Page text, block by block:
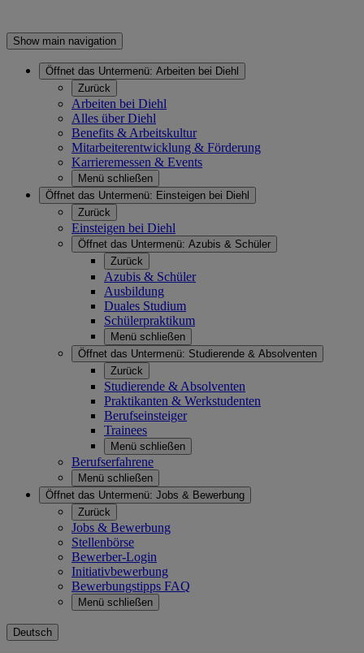
Show main navigation
Öffnet das Untermenü: Arbeiten bei Diehl
Zurück
Arbeiten bei Diehl
Alles über Diehl
Benefits & Arbeitskultur
Mitarbeiterentwicklung & Förderung
Karrieremessen & Events
Menü schließen
Öffnet das Untermenü: Einsteigen bei Diehl
Zurück
Einsteigen bei Diehl
Öffnet das Untermenü: Azubis & Schüler
Zurück
Azubis & Schüler
Ausbildung
Duales Studium
Schülerpraktikum
Menü schließen
Öffnet das Untermenü: Studierende & Absolventen
Zurück
Studierende & Absolventen
Praktikanten & Werkstudenten
Berufseinsteiger
Trainees
Menü schließen
Berufserfahrene
Menü schließen
Öffnet das Untermenü: Jobs & Bewerbung
Zurück
Jobs & Bewerbung
Stellenbörse
Bewerber-Login
Initiativbewerbung
Bewerbungstipps FAQ
Menü schließen
Deutsch